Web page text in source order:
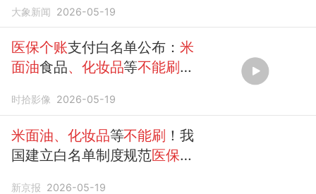
大象新闻 2026-05-19
医保个账支付白名单公布： 米
面油食品、化妆品等不能刷医
时拾影像 2026-05-19
米面油、化妆品等不能刷 ！我
国建立白名单制度规范医保个
新京报 2026-05-19